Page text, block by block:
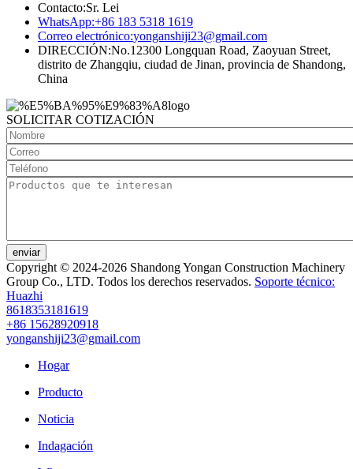
Contacto:Sr. Lei
WhatsApp:+86 183 5318 1619
Correo electrónico:yonganshiji23@gmail.com
DIRECCIÓN:No.12300 Longquan Road, Zaoyuan Street,
distrito de Zhangqiu, ciudad de Jinan, provincia de Shandong,
China
SOLICITAR COTIZACIÓN
enviar
Copyright © 2024-2026 Shandong Yongan Construction Machinery
Group Co., LTD. Todos los derechos reservados. Soporte técnico:
Huazhi
8618353181619
+86 15628920918
yonganshiji23@gmail.com
Hogar
Producto
Noticia
Indagación